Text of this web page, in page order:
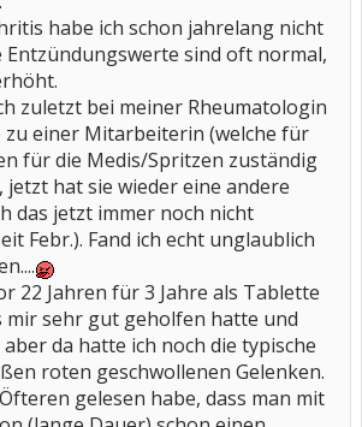
habe ich schon jahrelang nicht
Entzündungswerte sind oft normal,
zuletzt bei meiner Rheumatologin
zu einer Mitarbeiterin (welche für
für die Medis/Spritzen zuständig
jetzt hat sie wieder eine andere
das jetzt immer noch nicht
Febr.). Fand ich echt unglaublich
22 Jahren für 3 Jahre als Tablette
mir sehr gut geholfen hatte und
da hatte ich noch die typische
roten geschwollenen Gelenken.
gelesen habe, dass man mit